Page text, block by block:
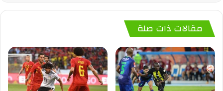
مقالات ذات صلة